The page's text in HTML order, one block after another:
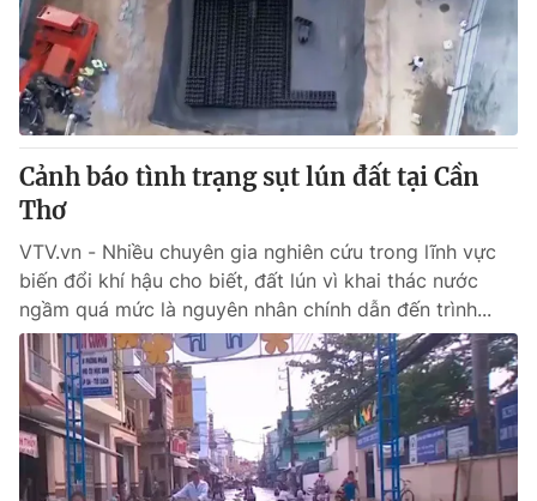
Cảnh báo tình trạng sụt lún đất tại Cần
Thơ
VTV.vn - Nhiều chuyên gia nghiên cứu trong lĩnh vực
biến đổi khí hậu cho biết, đất lún vì khai thác nước
ngầm quá mức là nguyên nhân chính dẫn đến trình...